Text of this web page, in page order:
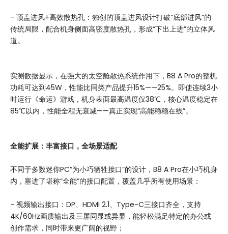
- 顶盖进风+高效散热孔：独创的顶盖进风设计打破“底部进风”的
传统局限，配合机身侧面高密度散热孔，形成“下出上进”的立体风
道。
实测数据显示，在强大的太空舱散热系统作用下，B8 A Pro的整机
功耗可达到45W，性能比同类产品提升15%——25%。即使连续3小
时运行《命运》游戏，机身表面最高温度仅38℃，核心温度稳定在
85℃以内，性能全程无衰减——真正实现“高能稳稳在线”。
全能扩展： 丰富接口， 全场景适配
不同于多数迷你PC“为小巧牺牲接口”的设计，B8 A Pro在小巧机身
内，塞进了堪称“全能”的接口配置，覆盖几乎所有使用场景：
- 视频输出接口：DP、HDMI 2.1、Type-C三接口齐全，支持
4K/60Hz画质输出及三屏同显或异显，能轻松满足特定的办公或
创作需求，同时带来更广阔的视野；